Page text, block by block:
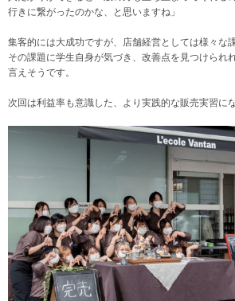
行きに繋がったのかな、と思いますね」
集客的には大成功ですが、店舗経営としては様々な
その課題に学生自身が気づき、改善点を見つけられ
言えそうです。
次回は利益率も意識した、より実践的な販売実習に